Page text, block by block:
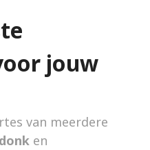
jouw
van meerdere
en